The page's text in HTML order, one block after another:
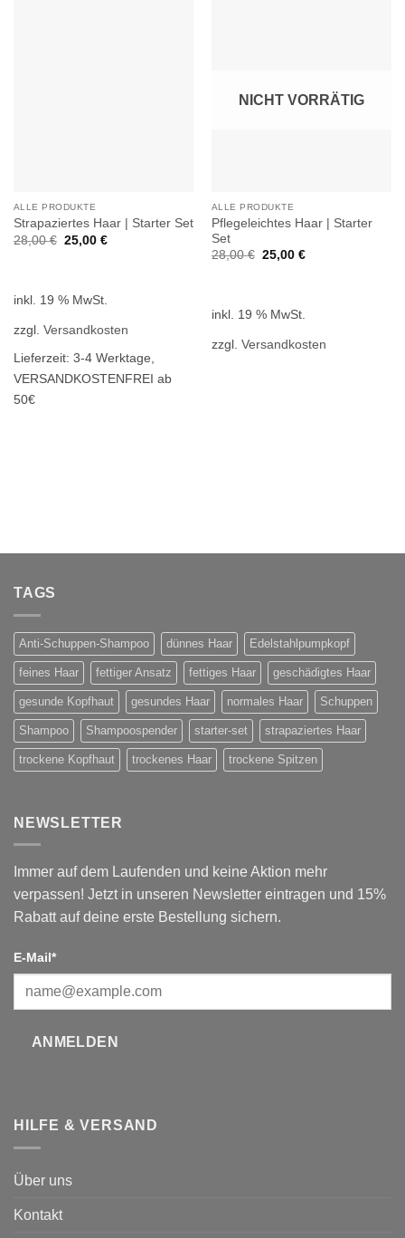
ALLE PRODUKTE
Strapaziertes Haar | Starter Set
28,00€ Ursprünglicher
Preis
25,00 €Aktueller
inkl. 19 % MwSt.
zzgl. Versandkosten
Lieferzeit: 3-4 Werktage,
VERSANDKOSTENFREI ab
50€
NICHT VORRÄTIG
ALLE PRODUKTE
Pflegeleichtes Haar | Starter
Set
28,00€ Ursprünglicher
25,00 €Aktueller
inkl. 19 % MwSt.
zzgl. Versandkosten
TAGS
Anti-Schuppen-Shampoo dünnes Haar Edelstahlpumpkopf
feines Haar fettiger Ansatz fettiges Haar geschädigtes Haar
gesunde Kopfhaut gesundes Haar normales Haar Schuppen
Shampoo Shampoospender starter-set strapaziertes Haar
trockene Kopfhaut trockenes Haar trockene Spitzen
NEWSLETTER
Immer auf dem Laufenden und keine Aktion mehr
verpassen! Jetzt in unseren Newsletter eintragen und 15%
Rabatt auf deine erste Bestellung sichern.
E-Mail*
ANMELDEN
HILFE & VERSAND
Über uns
Kontakt